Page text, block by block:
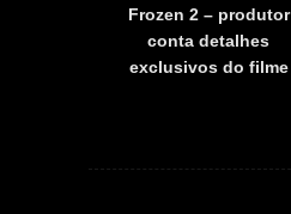
Frozen 2 – produtor
conta detalhes
exclusivos do filme